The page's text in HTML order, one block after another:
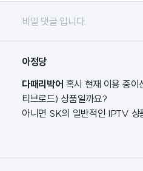
비밀 댓글 입니다.
아정당
다때리박어 혹시 현재 이용 중
티브로드) 상품일까요?
아니면 SK의 일반적인 IPTV 상